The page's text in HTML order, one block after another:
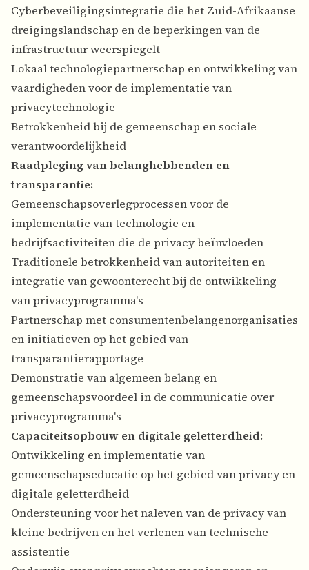
Cyberbeveiligingsintegratie die het Zuid-Afrikaanse
dreigingslandschap en de beperkingen van de
infrastructuur weerspiegelt
Lokaal technologiepartnerschap en ontwikkeling van
vaardigheden voor de implementatie van
privacytechnologie
Betrokkenheid bij de gemeenschap en sociale
verantwoordelijkheid
Raadpleging van belanghebbenden en
transparantie:
Gemeenschapsoverlegprocessen voor de
implementatie van technologie en
bedrijfsactiviteiten die de privacy beïnvloeden
Traditionele betrokkenheid van autoriteiten en
integratie van gewoonterecht bij de ontwikkeling
van privacyprogramma's
Partnerschap met consumentenbelangenorganisaties
en initiatieven op het gebied van
transparantierapportage
Demonstratie van algemeen belang en
gemeenschapsvoordeel in de communicatie over
privacyprogramma's
Capaciteitsopbouw en digitale geletterdheid:
Ontwikkeling en implementatie van
gemeenschapseducatie op het gebied van privacy en
digitale geletterdheid
Ondersteuning voor het naleven van de privacy van
kleine bedrijven en het verlenen van technische
assistentie